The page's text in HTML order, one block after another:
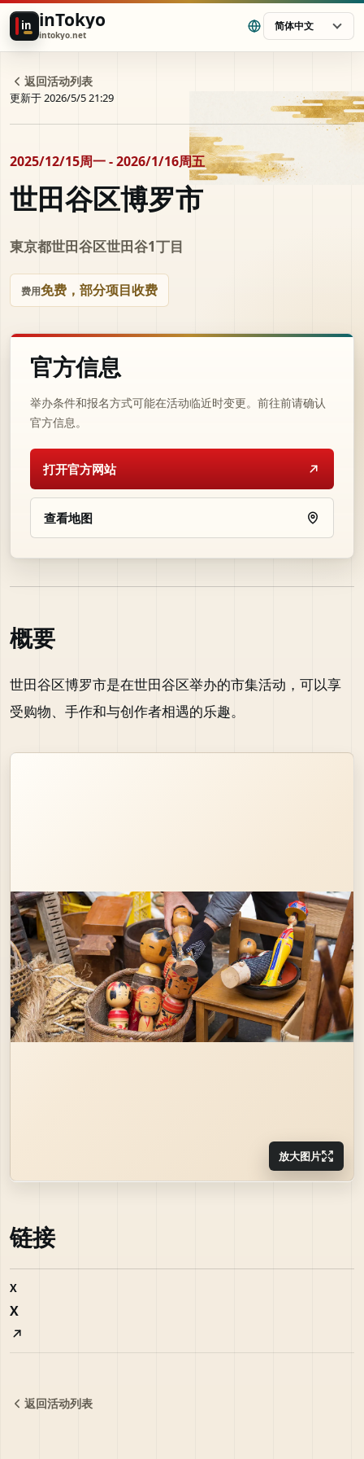
in inTokyo
intokyo.net
简体中文
返回活动列表
更新于 2026/5/5 21:29
2025/12/15周一 - 2026/1/16周五
世田谷区博罗市
東京都世田谷区世田谷1丁目
费用免费，部分项目收费
官方信息
举办条件和报名方式可能在活动临近时变更。前往前请确认
官方信息。
打开官方网站
查看地图
概要
世田谷区博罗市是在世田谷区举办的市集活动，可以享
受购物、手作和与创作者相遇的乐趣。
放大图片
链接
X
X
返回活动列表